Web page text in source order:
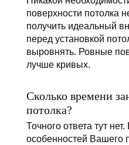
поверхности потолка
получить идеальный
перед установкой
выровнять. Ровные
лучше кривых.
Сколько времени
потолка?
Точного ответа тут
особенностей Вашего